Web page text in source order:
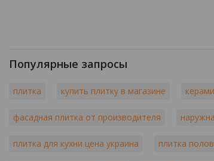
Популярные запросы
плитка купить плитку в магазине
фасадная плитка от производителя
плитка для кухни цена украина плитка